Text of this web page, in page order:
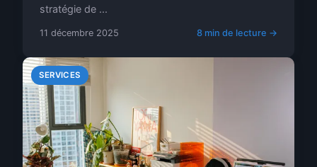
stratégie de ...
11 décembre 2025 8 min de lecture →
SERVICES